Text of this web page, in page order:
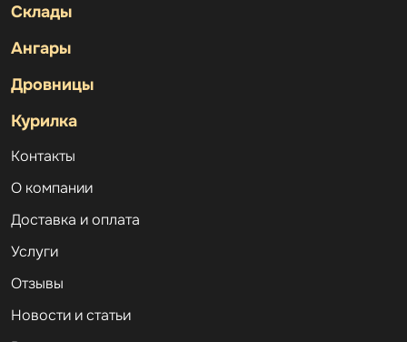
Склады
Ангары
Дровницы
Курилка
Контакты
О компании
Доставка и оплата
Услуги
Отзывы
Новости и статьи